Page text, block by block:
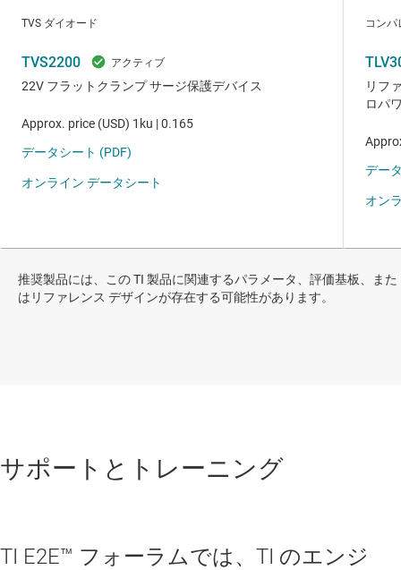
推奨製品には、この TI 製品に関連するパラメータ、評価基板、また
はリファレンス デザインが存在する可能性があります。
サポートとトレーニング
TI E2E™ フォーラムでは、TI のエンジ